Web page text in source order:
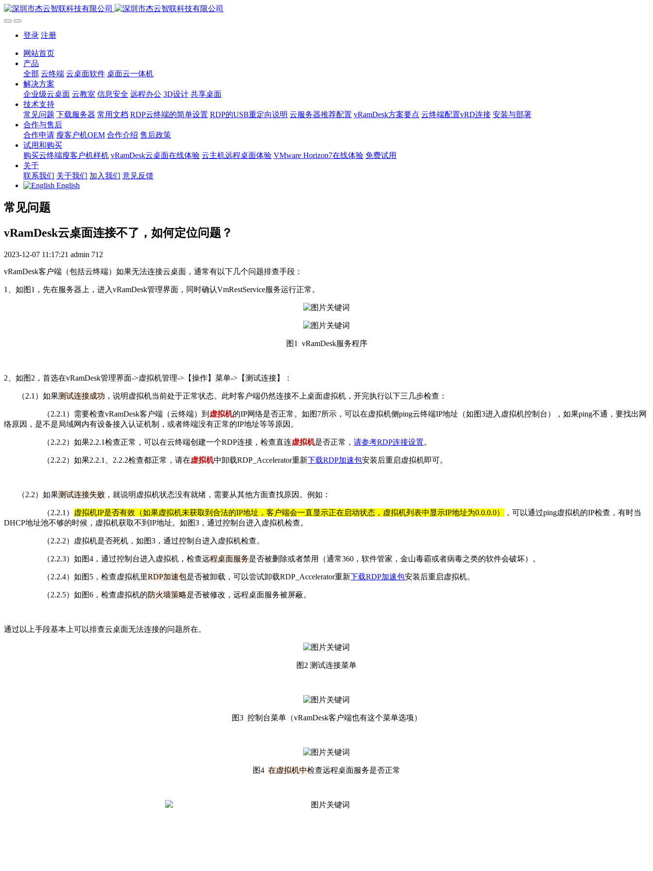
登录 注册
网站首页
产品
全部 云终端 云桌面软件 桌面云一体机
解决方案
企业级云桌面 云教室 信息安全 远程办公 3D设计 共享桌面
技术支持
常见问题 下载服务器 常用文档 RDP云终端的简单设置 RDP的USB重定向说明 云服务器推荐配置 vRamDesk方案要点 云终端配置vRD连接 安装与部署
合作与售后
合作申请 瘦客户机OEM 合作介绍 售后政策
试用和购买
购买云终端瘦客户机样机 vRamDesk云桌面在线体验 云主机远程桌面体验 VMware Horizon7在线体验 免费试用
关于
联系我们 关于我们 加入我们 意见反馈
English
常见问题
vRamDesk云桌面连接不了，如何定位问题？
2023-12-07 11:17:21 admin 712
vRamDesk客户端（包括云终端）如果无法连接云桌面，通常有以下几个问题排查手段：
1、如图1，先在服务器上，进入vRamDesk管理界面，同时确认VmRestService服务运行正常。
图1 vRamDesk服务程序
2、如图2，首选在vRamDesk管理界面->虚拟机管理->【操作】菜单->【测试连接】：
（2.1）如果测试连接成功 ，说明虚拟机当前处于正常状态。此时客户端仍然连接不上桌面虚拟机，开完执行以下三几步检查：
（2.2.1） 需要检查vRamDesk客户端（云终端）到 虚拟机的IP网络是否正常。如图7所示，可以在虚拟机侧ping云终端IP地址（如图3进入虚拟机控制台），如果ping不通，要找出网
络原因，是不是局域网内有设备接入认证机制，或者终端没有正常的IP地址等等原因。
（2.2.2） 如果2.2.1检查正常，可以在云终端创建一个RDP连接，检查直连虚拟机是否正常， 请参考RDP连接设置。
（2.2.2） 如果2.2.1、2.2.2检查都正常，请在虚拟机中卸载RDP_Accelerator重新下载RDP加速包安装后重启虚拟机即可。
（2.2）如果测试连接失败 ，就说明虚拟机状态没有就绪，需要从其他方面查找原因。例如：
（2.2.1） 虚拟机IP是否有效 （如果虚拟机未获取到合法的IP地址，客户端会一直显示正在启动状态，虚拟机列表中显示IP地址为0.0.0.0）
，可以通过ping虚拟机的IP检查，有时当
DHCP地址池不够的时候，虚拟机获取不到IP地址。如图3，通过控制台进入虚拟机检查。
（2.2.2）虚拟机是否死机，如图3，通过控制台进入虚拟机检查。
（2.2.3）如图4，通过控制台进入虚拟机，检查远程桌面服务是否被删除或者禁用（通常360，软件管家，金山毒霸或者病毒之类的软件会破坏）。
（2.2.4）如图5，检查虚拟机里RDP加速包是否被卸载，可以尝试卸载RDP_Accelerator重新下载RDP加速包安装后重启虚拟机。
（2.2.5）如图6，检查虚拟机的防火墙策略是否被修改，远程桌面服务被屏蔽。
通过以上手段基本上可以排查云桌面无法连接的问题所在。
图2 测试连接菜单
图3 控制台菜单（vRamDesk客户端也有这个菜单选项）
图4 在虚拟机中检查远程桌面服务是否正常